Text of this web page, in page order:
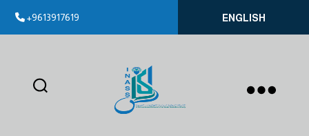
+9613917619 ENGLISH